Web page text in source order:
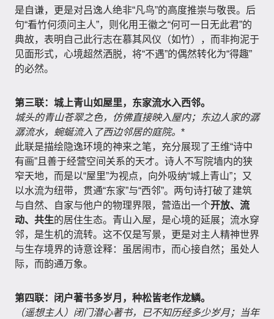
是自谦，更是对吕逸人绝非“凡鸟”的高度推崇与敬畏。后
句“看竹何须问主人”，则化用王徽之“何可一日无此君”的
典故，表明自己此行志在慕其风仪（如竹），而非拘泥于
见面形式，心境超然洒脱，将“不遇”的偶然转化为“得趣”
的必然。
第三联：城上青山如屋里，东家流水入西邻。
城头的青山苍翠之色，仿佛直接映入屋内；东边人家的潺
潺流水，蜿蜒流入了西边邻居的庭院。 *
此联是描绘隐逸环境的神来之笔，充分展现了王维“诗中
有画”且善于经营空间关系的天才。诗人不写院墙内的狭
窄天地，而是以“屋里”为视点，向外吸纳“城上青山”；又
以水流为纽带，贯通“东家”与“西邻”。两句诗打破了建筑
与自然、自家与他户的物理界限，营造出一个开放、流
动、共生的居住生态。青山入屋，是心境的延展；流水穿
邻，是生机的流转。这不仅是写景，更是对主人精神世界
与生存境界的诗意诠释：虽居闹市，而心接自然；虽处人
际，而韵通万象。
第四联：闭户著书多岁月，种松皆老作龙鳞。
（遥想主人）闭门潜心著书，已不知历经多少岁月；当年